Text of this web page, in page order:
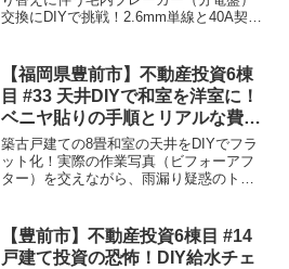
交換にDIYで挑戦！2.6mm単線と40A契約
格を持つ筆者がリアルな対策とおすすめ
工具を徹底解説します！
【福岡県豊前市】不動産投資6棟
目 #33 天井DIYで和室を洋室に！
ベニヤ貼りの手順とリアルな費用
を解説
築古戸建ての8畳和室の天井をDIYでフラ
ット化！実際の作業写真（ビフォーアフ
ター）を交えながら、雨漏り疑惑のトラ
解説します。リアルな材料費や業者相場
との比較も公開！
【豊前市】不動産投資6棟目 #14
戸建て投資の恐怖！DIY給水チェ